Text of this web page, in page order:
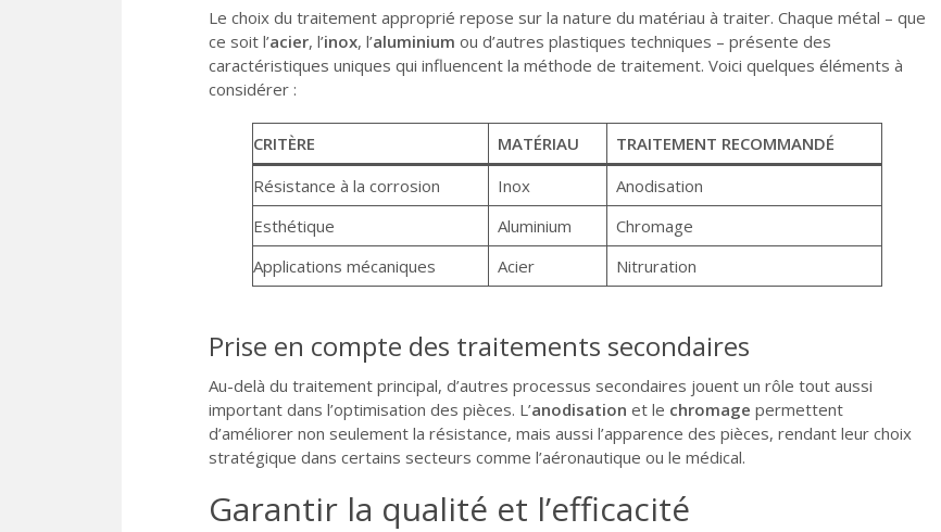
Le choix du traitement approprié repose sur la nature du matériau à traiter. Chaque métal – que
ce soit l’acier, l’inox, l’aluminium ou d’autres plastiques techniques – présente des
caractéristiques uniques qui influencent la méthode de traitement. Voici quelques éléments à
considérer :
CRITÈRE MATÉRIAU
TRAITEMENT RECOMMANDÉ
Résistance à la corrosion
Inox
Anodisation
Esthétique
Aluminium
Chromage
Applications mécaniques
Acier Nitruration
Prise en compte des traitements secondaires
Au-delà du traitement principal, d’autres processus secondaires jouent un rôle tout aussi
important dans l’optimisation des pièces. L’anodisation et le chromage permettent
d’améliorer non seulement la résistance, mais aussi l’apparence des pièces, rendant leur choix
stratégique dans certains secteurs comme l’aéronautique ou le médical.
Garantir la qualité et l’efficacité